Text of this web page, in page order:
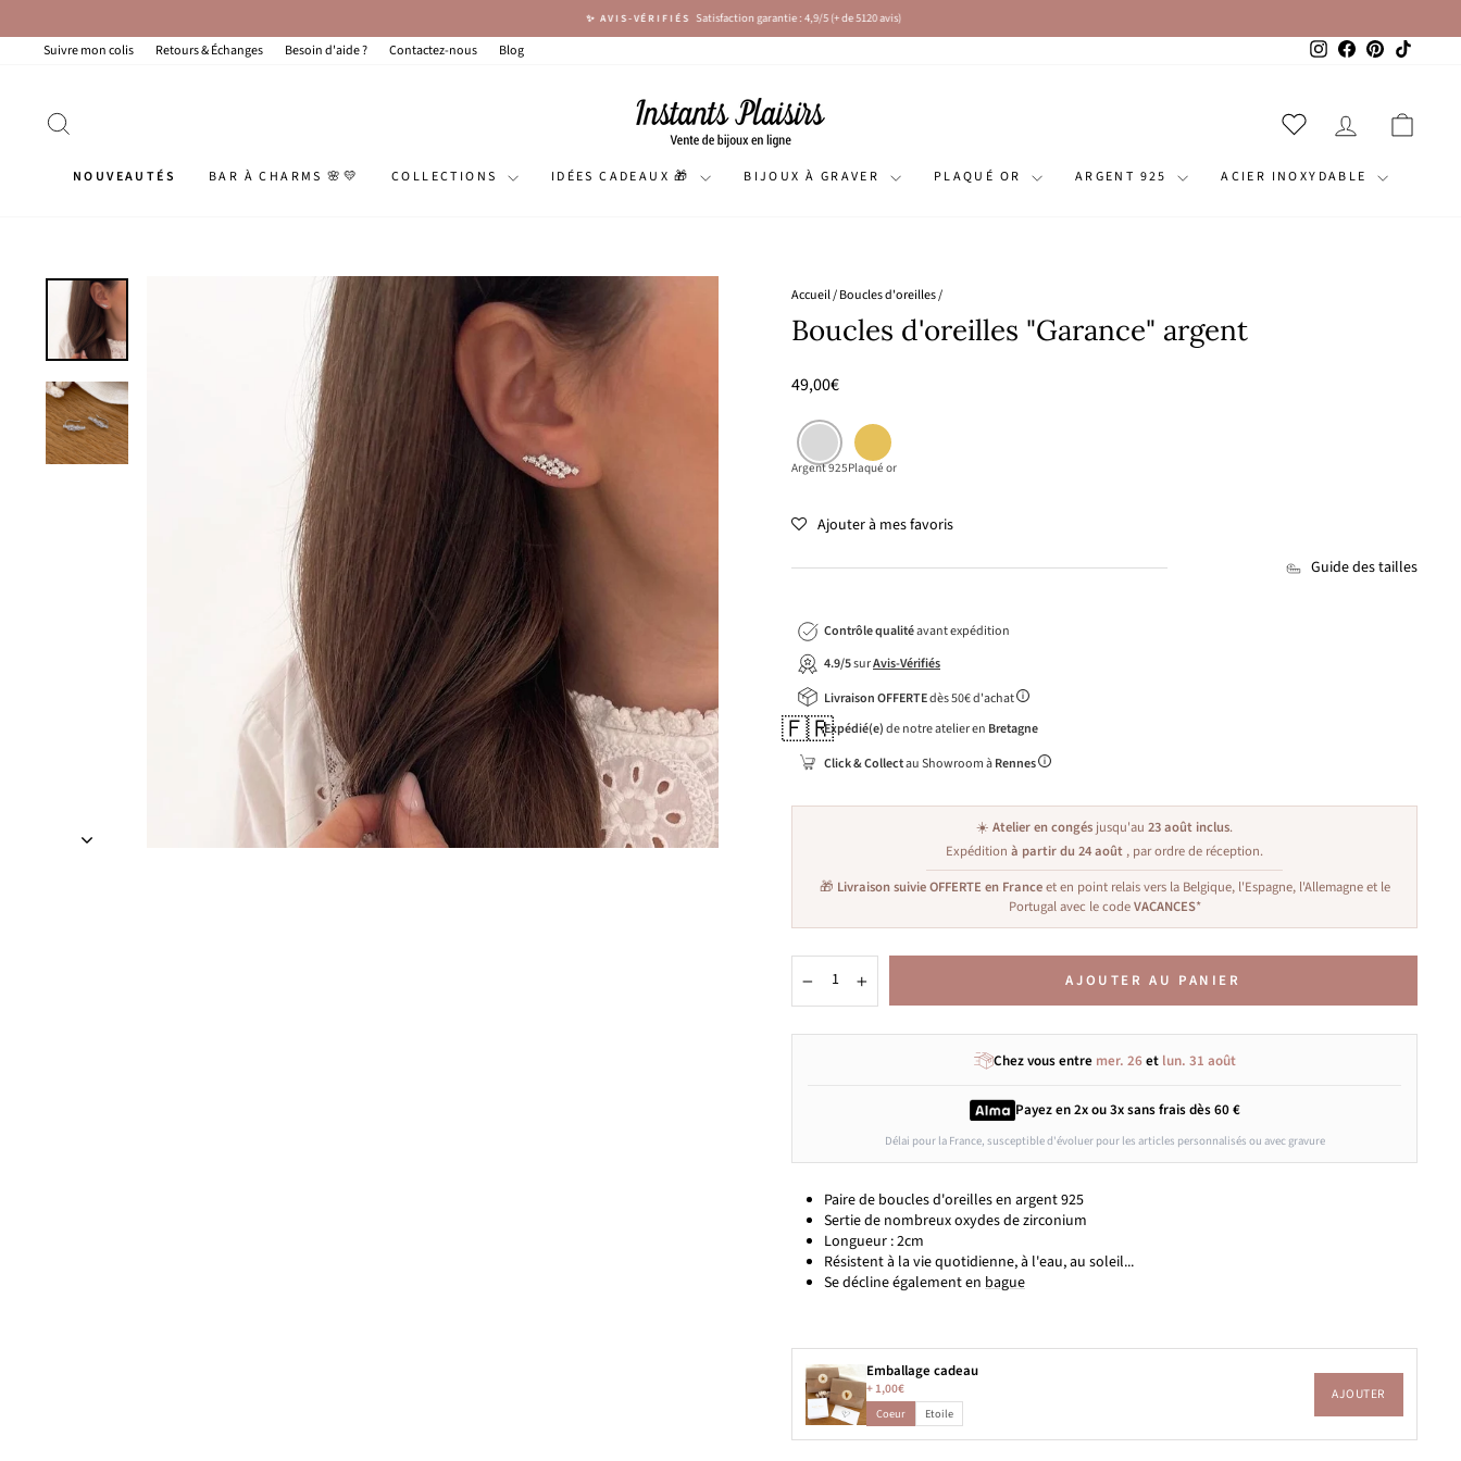
contenu
Diaporama
✨ AVIS-VÉRIFIÉS Satisfaction garantie : 4,9/5 (+ de 5120 avis)
Suivre mon colis Retours & Échanges Besoin d'aide ? Contactez-nous Blog InstagramFacebook
Pinterest
SE
NOUVEAUTÉS BAR À CHARMS 🌸💛 COLLECTIONS IDÉES CADEAUX 🎁 BIJOUX À GRAVER PLAQUÉ OR ARGENT 925 ACIER INOXYDABLE
Accueil/Boucles d'oreilles/
Boucles d'oreilles "Garance" argent
Prix
49,00€
Argent 925Plaqué or
Ajouter à mes favoris
Guide des tailles
Contrôle qualitéavant expédition
4.9/5surAvis-Vérifiés
Livraison OFFERTEdès 50€ d'achat
🇫🇷Expédié(e)de notre atelier en Bretagne
Click & Collectau Showroom àRennes
☀️ Atelier en congés jusqu'au 23 août inclus.
Expédition à partir du 24 août , par ordre de réception.
🎁 Livraison suivie OFFERTE en Franceet en point relais vers la Belgique, l'Espagne, l'Allemagne et le
Portugal avec le codeVACANCES*
+
AJOUTER AU PANIER
Chez vous entre mer. 26et lun. 31 août
Payez en 2x ou 3xsans fraisdès 60 €
Délai pour la France, susceptible d'évoluer pour les articles personnalisés ou avec gravure
Paire de boucles d'oreilles en argent 925
Sertie de nombreux oxydes de zirconium
Longueur : 2cm
Résistent à la vie quotidienne, à l'eau, au soleil...
Se décline également en bague
Emballage cadeau
+1,00€
Coeur Etoile
AJOUTER